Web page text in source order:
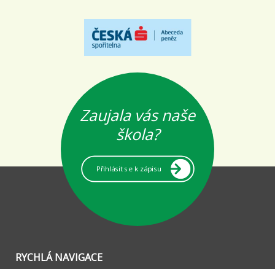
RYCHLÁ NAVIGACE
Zaujala vás naše
škola?
Přihlásit se k zápisu